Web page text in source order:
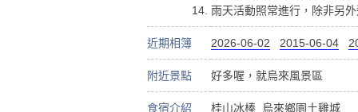
雨天活動照常進行，除非另
近期相簿 2026-06-02 2015-06-04
附近景點 好多喔，就烏來風景區
食宿介紹 桂山冰棒 烏來鄉園土雞城